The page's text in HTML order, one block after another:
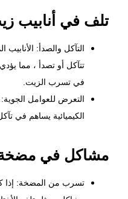
تلف في أنابيب
التآكل والصدأ:
تتآكل أو تصدأ ، مما
في تسرب الزيت.
التعرض للعوامل
الكيميائية يساهم في
مشاكل في مضخة
تسرب من المضخة: إذا